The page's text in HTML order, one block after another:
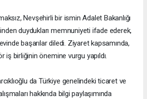
Nevşehirli bir ismin Adalet Bakanlığı
duydukları memnuniyeti ifade ederek,
başarılar diledi. Ziyaret kapsamında,
iş birliğinin önemine vurgu yapıldı.
da Türkiye genelindeki ticaret ve
hakkında bilgi paylaşımında